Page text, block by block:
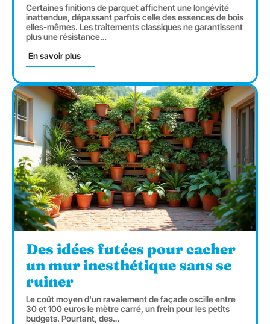
Certaines finitions de parquet affichent une longévité
inattendue, dépassant parfois celle des essences de bois
elles-mêmes. Les traitements classiques ne garantissent
plus une résistance…
En savoir plus
Des idées futées pour cacher
un mur inesthétique sans se
ruiner
Le coût moyen d'un ravalement de façade oscille entre
30 et 100 euros le mètre carré, un frein pour les petits
budgets. Pourtant, des…